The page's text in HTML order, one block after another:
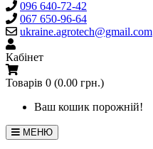
096 640-72-42
067 650-96-64
ukraine.agrotech@gmail.com
Кабінет
Товарів 0 (0.00 грн.)
Ваш кошик порожній!
МЕНЮ